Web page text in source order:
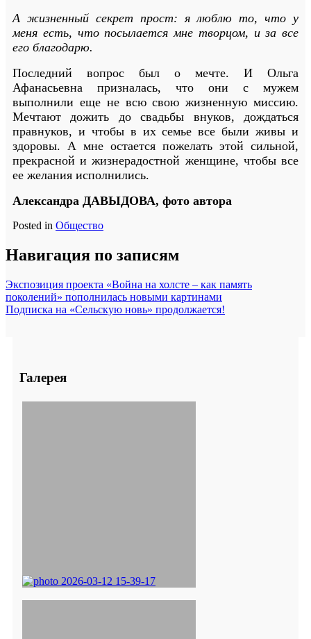
А жизненный секрет прост: я люблю то, что у
меня есть, что посылается мне творцом, и за все
его благодарю.
Последний вопрос был о мечте. И Ольга
Афанасьевна призналась, что они с мужем
выполнили еще не всю свою жизненную миссию.
Мечтают дожить до свадьбы внуков, дождаться
правнуков, и чтобы в их семье все были живы и
здоровы. А мне остается пожелать этой сильной,
прекрасной и жизнерадостной женщине, чтобы все
ее желания исполнились.
Александра ДАВЫДОВА, фото автора
Posted in Общество
Навигация по записям
Экспозиция проекта «Война на холсте – как память
поколений» пополнилась новыми картинами
Подписка на «Сельскую новь» продолжается!
Галерея